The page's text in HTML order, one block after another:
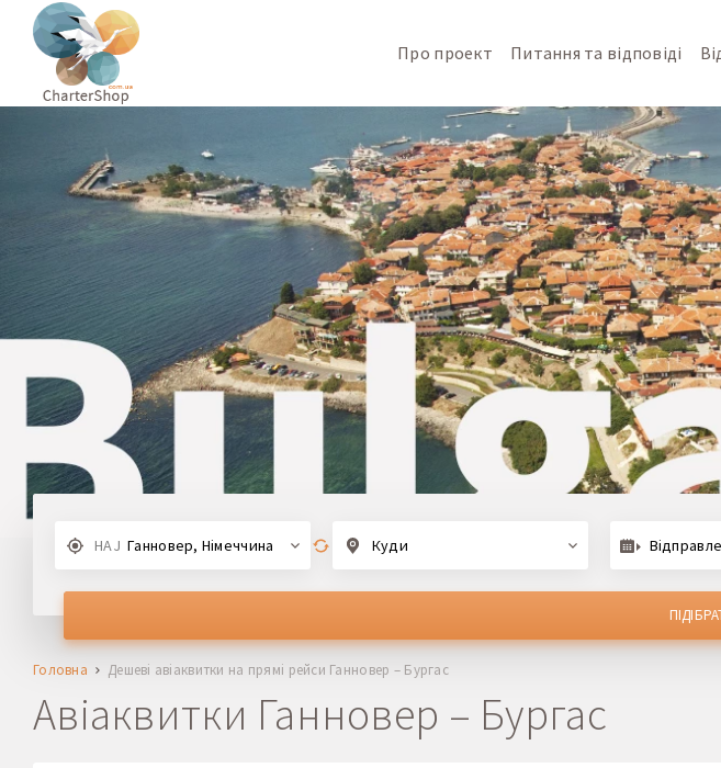
Про проект Питання та відповіді
HAJ Ганновер, Німеччина Куди
Головна Дешеві авіаквитки на прямі рейси Ганновер – Бургас
Авіаквитки Ганновер – Бургас